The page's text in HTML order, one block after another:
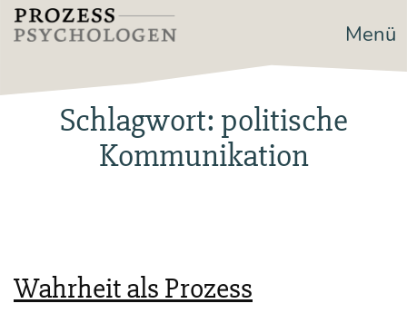
Zum
Inhalt
Prozesspsychologen Menü
Schlagwort: politische
Kommunikation
Wahrheit als Prozess